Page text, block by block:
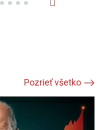
Pozrieť všetko